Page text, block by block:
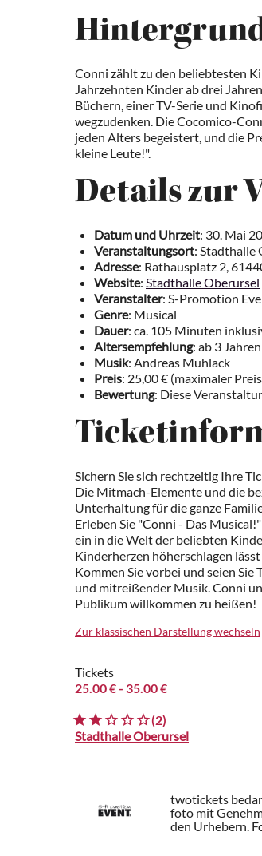
Conni zählt zu den beliebtesten
Jahrzehnten Kinder ab drei
Büchern, einer TV-Serie und
wegzudenken. Die Cocomico-
jeden Alters begeistert, und die
kleine Leute!".
Details zur
Datum und Uhrzeit: 30. Mai
Veranstaltungsort: Stadthalle
Adresse: Rathausplatz 2,
Website: Stadthalle Oberursel
Veranstalter: S-Promotion
Genre: Musical
Dauer: ca. 105 Minuten
Altersempfehlung: ab 3
Musik: Andreas Muhlack
Preis: 25,00 € (maximaler
Bewertung: Diese
Sichern Sie sich rechtzeitig Ihre
Die Mitmach-Elemente und die
Unterhaltung für die ganze
Erleben Sie "Conni - Das
ein in die Welt der beliebten
Kinderherzen höherschlagen
Kommen Sie vorbei und seien
und mitreißender Musik. Conni
Publikum willkommen zu heißen!
Zur klassischen Darstellung wechseln
Tickets
25.00 €- 35.00 €
(2)
Stadthalle Oberursel
twotickets
foto mit
den Urhebern.